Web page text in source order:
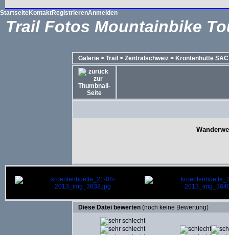
StartseiteKontaktRegistrierenAnmelden
Trail Fotos Mountainbike
Galerie> Trail > Zentralschweiz> Kröntenhütte SAC
Diese Datei bewerten(noch keine Bewertung)